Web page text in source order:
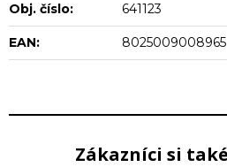
Obj. číslo: 641123
EAN: 8025009008965
Zákazníci si